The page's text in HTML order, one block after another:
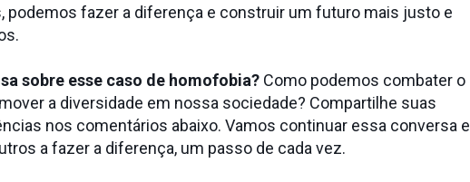
podemos fazer a diferença e construir um futuro mais justo e
sobre esse caso de homofobia? Como podemos combater o
a diversidade em nossa sociedade? Compartilhe suas
nos comentários abaixo. Vamos continuar essa conversa e
a fazer a diferença, um passo de cada vez.